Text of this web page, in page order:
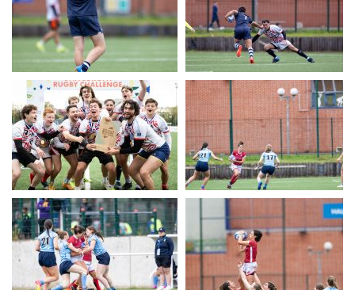
UERC UERC
UERC UERC